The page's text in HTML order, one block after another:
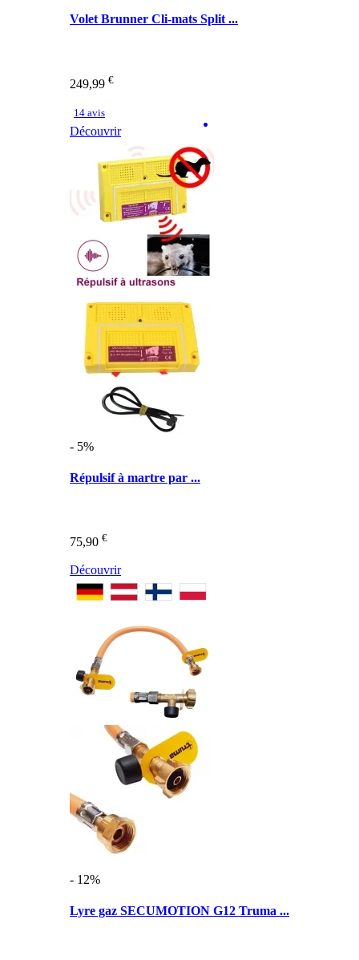
Volet Brunner Cli-mats Split ...
249,99 €
14 avis
Découvrir
- 5%
Répulsif à martre par ...
75,90 €
Découvrir
- 12%
Lyre gaz SECUMOTION G12 Truma ...